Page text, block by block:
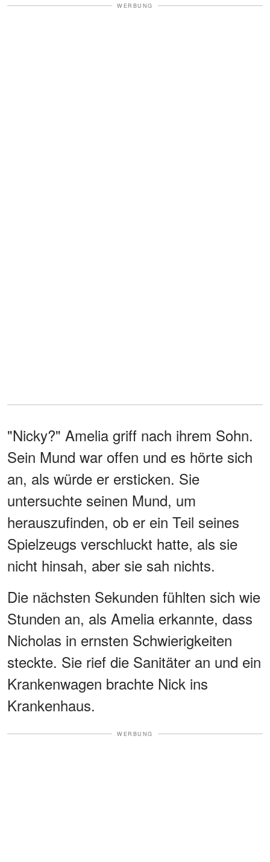
WERBUNG
"Nicky?" Amelia griff nach ihrem Sohn.
Sein Mund war offen und es hörte sich
an, als würde er ersticken. Sie
untersuchte seinen Mund, um
herauszufinden, ob er ein Teil seines
Spielzeugs verschluckt hatte, als sie
nicht hinsah, aber sie sah nichts.
Die nächsten Sekunden fühlten sich wie
Stunden an, als Amelia erkannte, dass
Nicholas in ernsten Schwierigkeiten
steckte. Sie rief die Sanitäter an und ein
Krankenwagen brachte Nick ins
Krankenhaus.
WERBUNG